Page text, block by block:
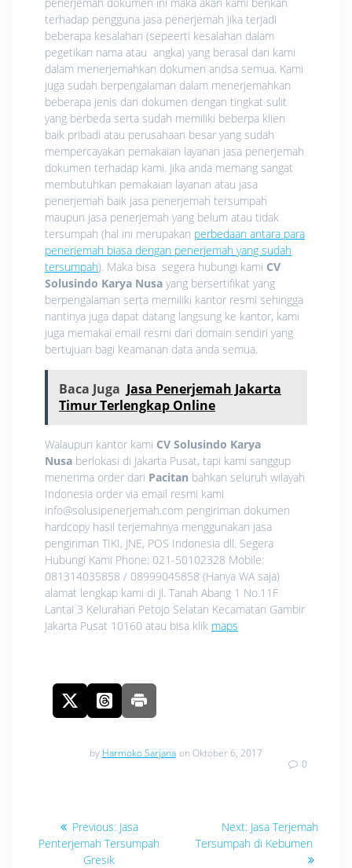
terhadap pengguna jasa penerjemah jika terjadi
beberapa kesalahan (sepeerti kesalahan dalam
pegetikan nama atau angka) yang berasal dari kami
dalam menerjemahkan dokumen andsa semua. Kami
juga sudah berpengalaman dalam menerjemahkan
beberapa jenis dari dokumen dengan tingkat sulit
yang berbeda serta sudah memiliki beberpa klien
baik pribadi atau perusahaan besar yang sudah
mempercayakan pemakaian layanan jasa penerjemah
dokumen terhadap kami. Jika anda memang sangat
membutuhkan pemakaian layanan atau jasa
penerjemah baik jasa penerjemah tersumpah
maupun jasa penerjemah yang belum atau tidak
tersumpah (hal ini merupakan perbedaan antara para
penerjemah biasa dengan penerjemah yang sudah
tersumpah). Maka bisa segera hubungi kami CV
Solusindo Karya Nusa yang bersertifikat yang
berpengalaman serta memiliki kantor resmi sehingga
nantinya juga dapat datang langsung ke kantor, kami
juga memakai email resmi dari domain sendiri yang
bertujuan bagi keamanan data anda semua.
Baca Juga Jasa Penerjemah Jakarta
Timur Terlengkap Online
Walaupun kantor kami CV Solusindo Karya
Nusa berlokasi di Jakarta Pusat, tapi kami sanggup
menerima order dari Pacitan bahkan seluruh wilayah
Indonesia order via email resmi kami
info@solusipenerjemah.com pengiriman dokumen
hardcopy hasil terjemahnya menggunakan jasa
pengiriman TIKI, JNE, POS Indonesia dll. Segera
Hubungi Kami Phone: 021-50102328 Mobile:
081314035858 / 08999045858 (Hanya WA saja)
alamat lengkap kami di Jl. Tanah Abang 1 No.11F
Lantai 3 Kelurahan Petojo Selatan Kecamatan Gambir
Jakarta Pusat 10160 atau bisa klik maps
by Harmoko Sarjana on Oktober 6, 2017
0
Navigasi
pos
Previous: Previous
post:
Jasa
Penterjemah Tersumpah
Gresik
Next: Next
post:
Jasa Terjemah
Tersumpah di Kebumen